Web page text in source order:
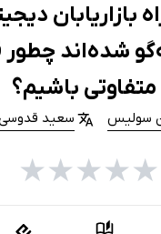
بازاریابان
شده‌اند
متفاوتی باشیم؟
سولیس سعید قدوسی
★
★
★
★
★